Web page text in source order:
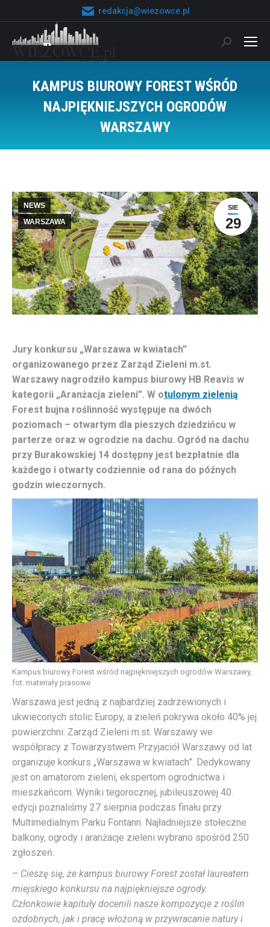
redakcja@wiezowce.pl
Szukaj:
KAMPUS BIUROWY FOREST WŚRÓD
NAJPIĘKNIEJSZYCH OGRODÓW
WARSZAWY
SIE
29
NEWS
WARSZAWA
Jury konkursu „Warszawa w kwiatach”
organizowanego przez Zarząd Zieleni m.st.
Warszawy nagrodziło kampus biurowy HB Reavis w
kategorii „Aranżacja zieleni”. W otulonym zielenią
Forest bujna roślinność występuje na dwóch
poziomach – otwartym dla pieszych dziedzińcu w
parterze oraz w ogrodzie na dachu. Ogród na dachu
przy Burakowskiej 14 dostępny jest bezpłatnie dla
każdego i otwarty codziennie od rana do późnych
godzin wieczornych.
Kampus biurowy Forest wśród najpiękniejszych ogrodów Warszawy,
fot. materiały prasowe
Warszawa jest jedną z najbardziej zadrzewionych i
ukwieconych stolic Europy, a zieleń pokrywa około 40% jej
powierzchni. Zarząd Zieleni m.st. Warszawy we
współpracy z Towarzystwem Przyjaciół Warszawy od lat
organizuje konkurs „Warszawa w kwiatach”. Dedykowany
jest on amatorom zieleni, ekspertom ogrodnictwa i
mieszkańcom. Wyniki tegorocznej, jubileuszowej 40.
edycji poznaliśmy 27 sierpnia podczas finału przy
Multimedialnym Parku Fontann. Najładniejsze stołeczne
balkony, ogrody i aranżacje zieleni wybrano spośród 250
zgłoszeń.
– Cieszę się, że kampus biurowy Forest został laureatem
miejskiego konkursu na najpiękniejsze ogrody.
Członkowie kapituły docenili nasze kompozycje z roślin
ozdobnych, jak i pracę włożoną w przywracanie natury i